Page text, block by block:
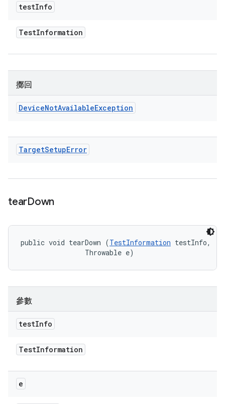
testInfo
TestInformation
擲回
DeviceNotAvailableException
TargetSetupError
tearDown
public void tearDown (TestInformation testInfo,
                Throwable e)
參數
testInfo
TestInformation
e